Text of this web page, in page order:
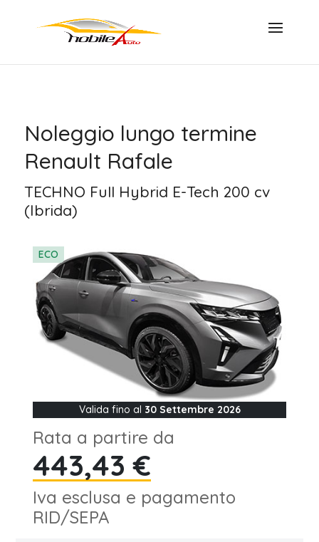
Noleggio lungo termine
Renault Rafale
TECHNO Full Hybrid E-Tech 200 cv
(Ibrida)
ECO
Valida fino al 30 Settembre 2026
Rata a partire da
443,43 €
Iva esclusa e pagamento
RID/SEPA